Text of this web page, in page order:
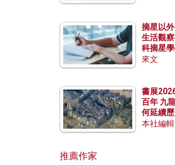
摘星以
生活觀
科摘星
特質
來文
書展
百年 九
何延續
本社編
推薦作家